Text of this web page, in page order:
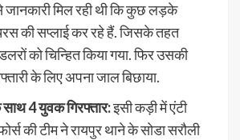
मिल रही थी कि कुछ लड़के
की सप्लाई कर रहे हैं. जिसके तहत
को चिन्हित किया गया. फिर उसकी
के लिए अपना जाल बिछाया.
4 युवक गिरफ्तार:इसी कड़ी में एंटी
की टीम ने रायपुर थाने के सोडा सरौली